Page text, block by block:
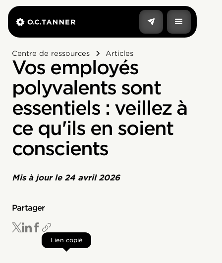
Centre de ressources Articles
Vos employés
polyvalents sont
essentiels : veillez à
ce qu'ils en soient
conscients
Mis à jour le 24 avril 2026
Partager
Lien copié